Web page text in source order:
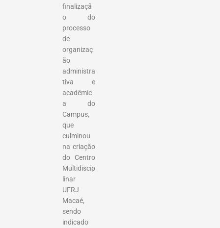
finalizaçã
o do
processo
de
organizaç
ão
administra
tiva e
acadêmic
a do
Campus,
que
culminou
na criação
do Centro
Multidiscip
linar
UFRJ-
Macaé,
sendo
indicado